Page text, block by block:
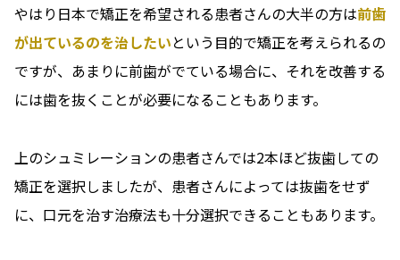
やはり日本で矯正を希望される患者さんの大半の方は前歯
が出ているのを治したいという目的で矯正を考えられるの
ですが、あまりに前歯がでている場合に、それを改善する
には歯を抜くことが必要になることもあります。
上のシュミレーションの患者さんでは2本ほど抜歯しての
矯正を選択しましたが、患者さんによっては抜歯をせず
に、口元を治す治療法も十分選択できることもあります。